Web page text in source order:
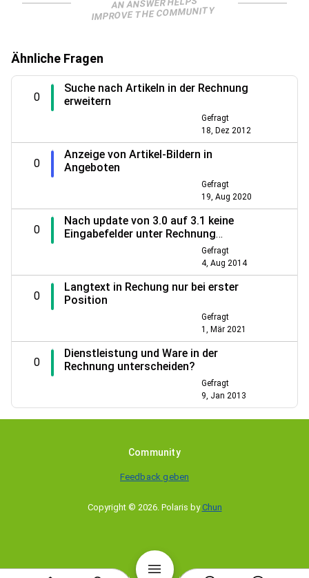
AN ANSWER HELPS
IMPROVE THE COMMUNITY
Ähnliche Fragen
0
Suche nach Artikeln in der Rechnung
erweitern
Gefragt
18, Dez 2012
0
Anzeige von Artikel-Bildern in
Angeboten
Gefragt
19, Aug 2020
0
Nach update von 3.0 auf 3.1 keine
Eingabefelder unter Rechnung
Erfassen, Auftrag Erfassen usw
Gefragt
4, Aug 2014
0
Langtext in Rechung nur bei erster
Position
Gefragt
1, Mär 2021
0
Dienstleistung und Ware in der
Rechnung unterscheiden?
Gefragt
9, Jan 2013
Community
Feedback geben
Copyright © 2026. Polaris by Chun